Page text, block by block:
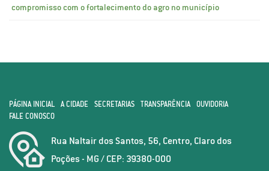
compromisso com o fortalecimento do agro no município
PÁGINA INICIAL A CIDADE SECRETARIAS TRANSPARÊNCIA
OUVIDORIA
FALE CONOSCO
Rua Naltair dos Santos, 56, Centro, Claro dos
Poções - MG / CEP: 39380-000